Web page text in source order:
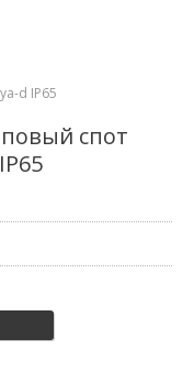
d IP65
спот